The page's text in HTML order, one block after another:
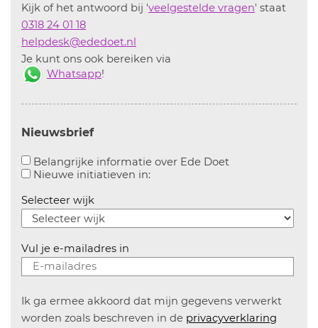
Kijk of het antwoord bij 'veelgestelde vragen' staat
0318 24 01 18
helpdesk@ededoet.nl
Je kunt ons ook bereiken via
Whatsapp!
Nieuwsbrief
Belangrijke informatie over Ede Doet
Nieuwe initiatieven in:Aanvinken om informatie over
Selecteer wijk
Vul je e-mailadres in
Ik ga ermee akkoord dat mijn gegevens verwerkt
worden zoals beschreven in de privacyverklaring